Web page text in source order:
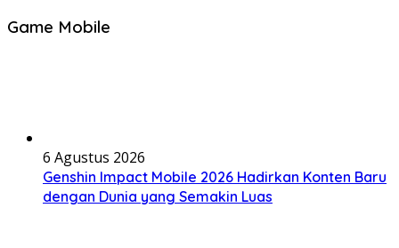
Game Mobile
6 Agustus 2026
Genshin Impact Mobile 2026 Hadirkan Konten Baru
dengan Dunia yang Semakin Luas